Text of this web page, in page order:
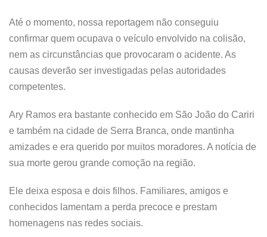
Até o momento, nossa reportagem não conseguiu
confirmar quem ocupava o veículo envolvido na colisão,
nem as circunstâncias que provocaram o acidente. As
causas deverão ser investigadas pelas autoridades
competentes.
Ary Ramos era bastante conhecido em São João do Cariri
e também na cidade de Serra Branca, onde mantinha
amizades e era querido por muitos moradores. A notícia de
sua morte gerou grande comoção na região.
Ele deixa esposa e dois filhos. Familiares, amigos e
conhecidos lamentam a perda precoce e prestam
homenagens nas redes sociais.